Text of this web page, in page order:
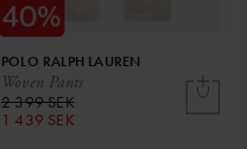
Woven Pants
POLO RALPH LAUREN
2 399 SEK
1 439 SEK